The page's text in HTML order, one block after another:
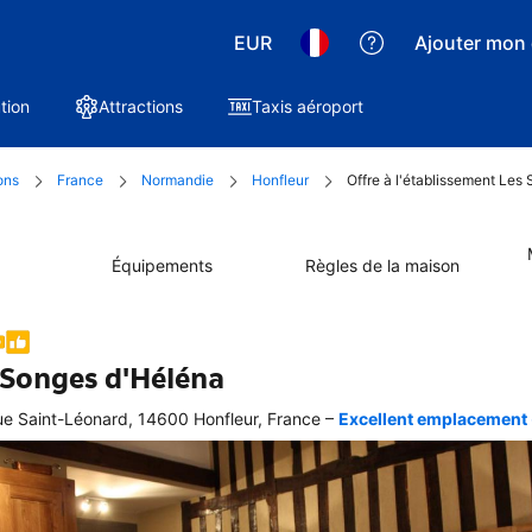
EUR Ajouter
Attractions Taxis aéroport
France Normandie Honfleur Offre à l'établissement Les
Équipements Règles de la maison
d'Héléna
Saint-Léonard, 14600 Honfleur, France – Excellent